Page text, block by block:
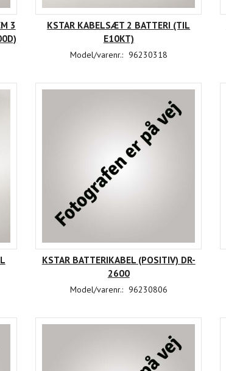
3
KSTAR KABELSÆT 2 BATTERI (TIL
E10KT)
Model/varenr.: 96230318
KSTAR BATTERIKABEL (POSITIV) DR-
2600
Model/varenr.: 96230806